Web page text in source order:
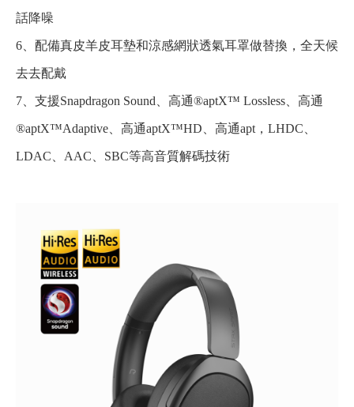
話降噪
6、配備真皮羊皮耳墊和涼感網狀透氣耳罩做替換，全天候
去去配戴
7、支援Snapdragon Sound、高通®aptX™ Lossless、高通
®aptX™Adaptive、高通aptX™HD、高通apt，LHDC、
LDAC、AAC、SBC等高音質解碼技術